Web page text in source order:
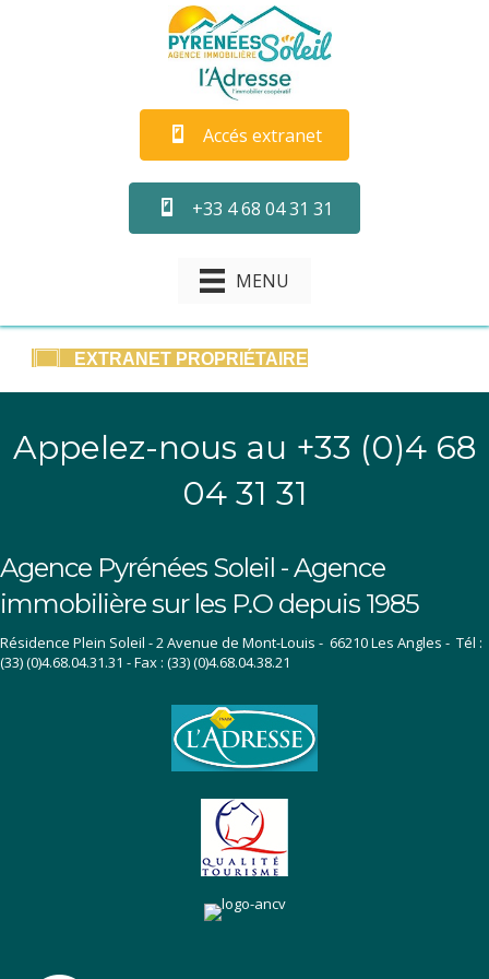
Accés extranet
+33 4 68 04 31 31
MENU
EXTRANET PROPRIÉTAIRE
Appelez-nous au +33 (0)4 68
04 31 31
Agence Pyrénées Soleil - Agence
immobilière sur les P.O depuis 1985
Résidence Plein Soleil - 2 Avenue de Mont-Louis - 66210 Les Angles - Tél :
(33) (0)4.68.04.31.31 - Fax : (33) (0)4.68.04.38.21